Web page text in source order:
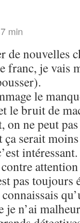
min
de nouvelles
franc, je vais
le
le bruit de
ne peut
serait
pas
n’ai